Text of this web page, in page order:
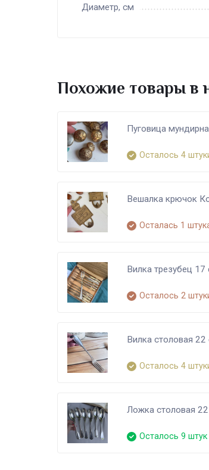
Диаметр, см
Похожие товары в
Пуговица
Осталось 4
Вешалка крючок
Осталась 1
Вилка трезубец
Осталось 2
Вилка столовая
Осталось 4
Ложка столовая
Осталось 9 штук